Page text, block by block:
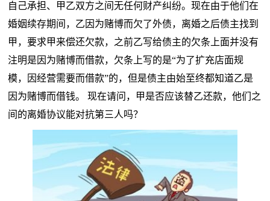
自己承担、甲乙双方之间无任何财产纠纷。现在由于他们在
婚姻续存期间，乙因为赌博而欠了外债，离婚之后债主找到
甲，要求甲来偿还欠款，之前乙写给债主的欠条上面并没有
注明是因为赌博而借款，欠条上写的是“为了扩充店面规
模，因经营需要而借款”的，但是债主由始至终都知道乙是
因为赌博而借钱。 现在请问，甲是否应该替乙还款，他们之
间的离婚协议能对抗第三人吗？